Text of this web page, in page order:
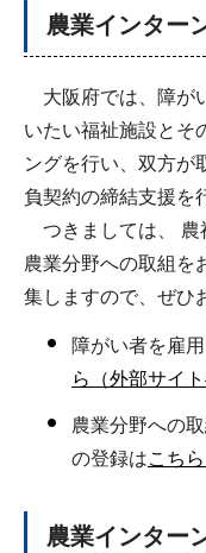
農業インター
大阪府では、障が
いたい福祉施設とそ
ングを行い、双方が
負契約の締結支援を
つきましては、 農
農業分野への取組を
集しますので、ぜひ
障がい者を雇
ら（外部サイト
農業分野への
の登録はこち
農業インター